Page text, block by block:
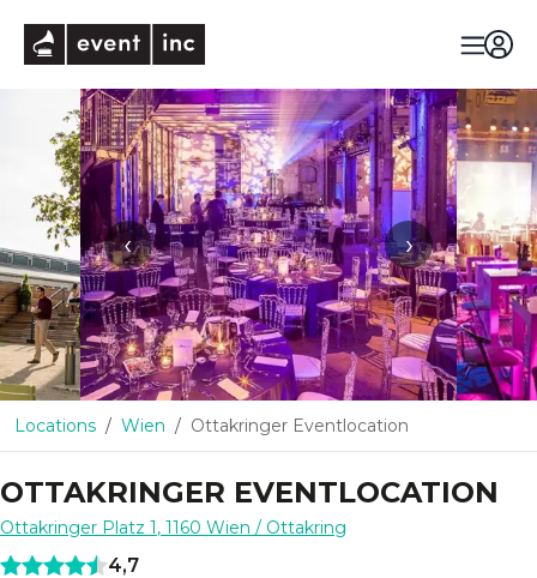
‹ ›
Locations Wien Ottakringer Eventlocation
OTTAKRINGER EVENTLOCATION
Ottakringer Platz 1, 1160 Wien / Ottakring
4,7